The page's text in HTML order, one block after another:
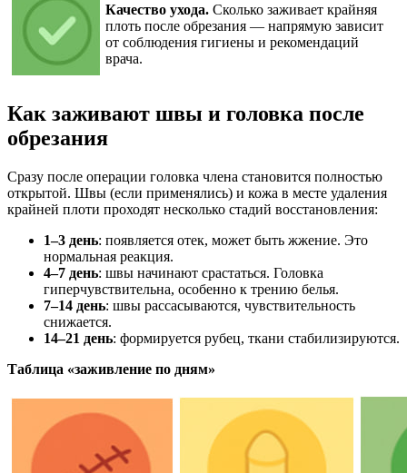
Качество ухода. Сколько заживает крайняя
плоть после обрезания — напрямую зависит
от соблюдения гигиены и рекомендаций
врача.
Как заживают швы и головка после
обрезания
Сразу после операции головка члена становится полностью
открытой. Швы (если применялись) и кожа в месте удаления
крайней плоти проходят несколько стадий восстановления:
1–3 день: появляется отек, может быть жжение. Это
нормальная реакция.
4–7 день: швы начинают срастаться. Головка
гиперчувствительна, особенно к трению белья.
7–14 день: швы рассасываются, чувствительность
снижается.
14–21 день: формируется рубец, ткани стабилизируются.
Таблица «заживление по дням»